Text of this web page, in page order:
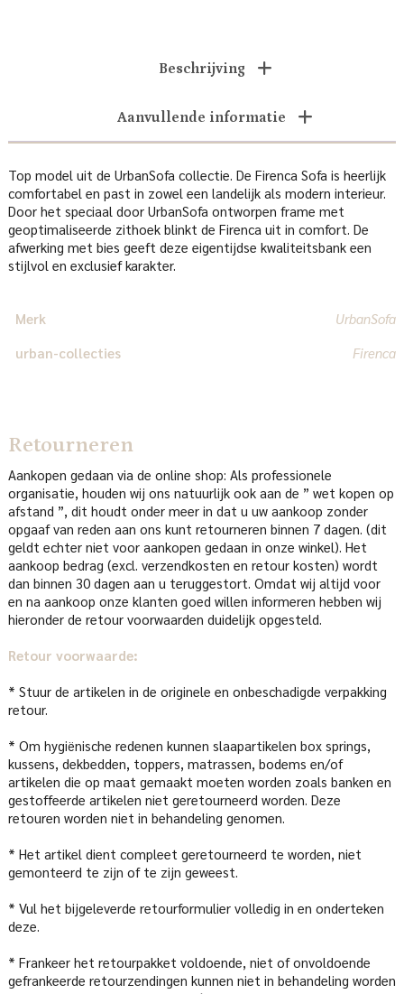
Beschrijving
Aanvullende informatie
Top model uit de UrbanSofa collectie. De Firenca Sofa is heerlijk
comfortabel en past in zowel een landelijk als modern interieur.
Door het speciaal door UrbanSofa ontworpen frame met
geoptimaliseerde zithoek blinkt de Firenca uit in comfort. De
afwerking met bies geeft deze eigentijdse kwaliteitsbank een
stijlvol en exclusief karakter.
Merk
UrbanSofa
urban-collecties
Firenca
Retourneren
Aankopen gedaan via de online shop: Als professionele
organisatie, houden wij ons natuurlijk ook aan de ” wet kopen op
afstand ”, dit houdt onder meer in dat u uw aankoop zonder
opgaaf van reden aan ons kunt retourneren binnen 7 dagen. (dit
geldt echter niet voor aankopen gedaan in onze winkel). Het
aankoop bedrag (excl. verzendkosten en retour kosten) wordt
dan binnen 30 dagen aan u teruggestort. Omdat wij altijd voor
en na aankoop onze klanten goed willen informeren hebben wij
hieronder de retour voorwaarden duidelijk opgesteld.
Retour voorwaarde:
* Stuur de artikelen in de originele en onbeschadigde verpakking
retour.
* Om hygiënische redenen kunnen slaapartikelen box springs,
kussens, dekbedden, toppers, matrassen, bodems en/of
artikelen die op maat gemaakt moeten worden zoals banken en
gestoffeerde artikelen niet geretourneerd worden. Deze
retouren worden niet in behandeling genomen.
* Het artikel dient compleet geretourneerd te worden, niet
gemonteerd te zijn of te zijn geweest.
* Vul het bijgeleverde retourformulier volledig in en onderteken
deze.
* Frankeer het retourpakket voldoende, niet of onvoldoende
gefrankeerde retourzendingen kunnen niet in behandeling worden